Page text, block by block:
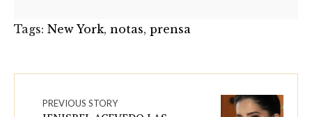
Tags: New York, notas, prensa
PREVIOUS STORY